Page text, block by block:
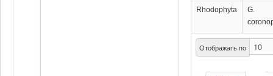
Отображать по
Rhodophyta
G.